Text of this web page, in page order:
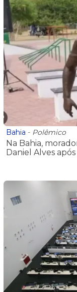
Bahia - Polêmico
Na Bahia,
Daniel Alves